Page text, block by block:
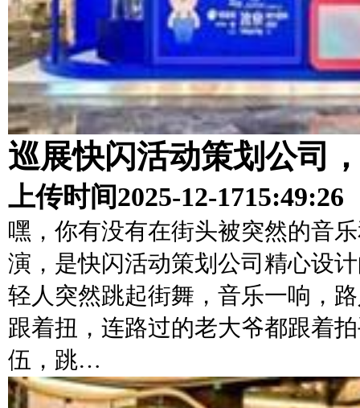
巡展快闪活动策划公司
上传时间2025-12-1715:49:26
嘿，你有没有在街头被突然的音
演，是快闪活动策划公司精心设
轻人突然跳起街舞，音乐一响，
跟着扭，连路过的老大爷都跟着
伍，跳…